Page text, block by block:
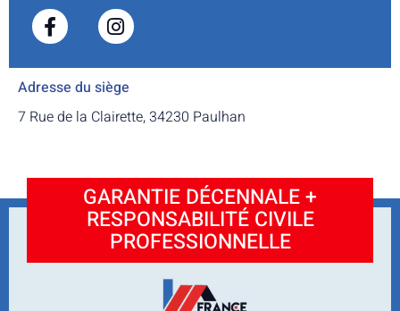
Adresse du siège
7 Rue de la Clairette, 34230 Paulhan
GARANTIE DÉCENNALE +
RESPONSABILITÉ CIVILE
PROFESSIONNELLE